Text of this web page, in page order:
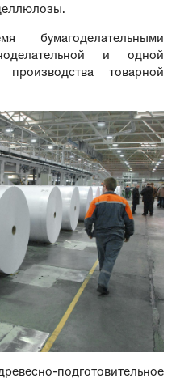
бумагоделательными
и одной
товарной
подготовительное